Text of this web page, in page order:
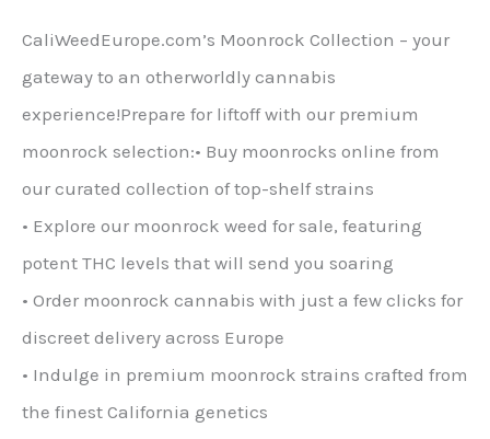
варіантів.
Опції
можна
вибрати
на
сторінці
продукту
CaliWeedEurope.com’s Moonrock Collection – your
gateway to an otherworldly cannabis
experience!Prepare for liftoff with our premium
moonrock selection:• Buy moonrocks online from
our curated collection of top-shelf strains
• Explore our moonrock weed for sale, featuring
potent THC levels that will send you soaring
• Order moonrock cannabis with just a few clicks for
discreet delivery across Europe
• Indulge in premium moonrock strains crafted from
the finest California genetics